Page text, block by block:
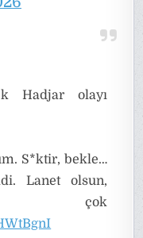
Hadjar olayı
S*ktir, bekle…
Lanet olsun,
çok